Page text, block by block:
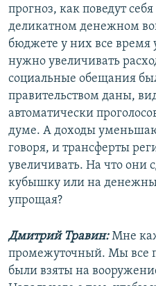
прогноз, как поведут
деликатном денежном
бюджете у них все время
нужно увеличивать
социальные обещания
правительством даны,
автоматически
думе. А доходы
говоря, и трансферты
увеличивать. На что они
кубышку или на
упрощая?
Дмитрий Травин:Мне
промежуточный. Мы все
были взяты на